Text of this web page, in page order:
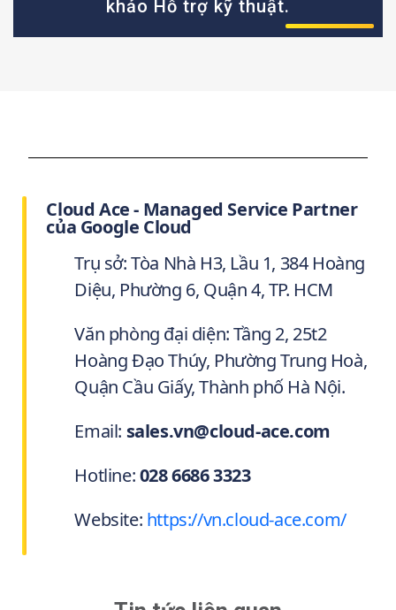
khảo Hỗ trợ kỹ thuật.
Cloud Ace - Managed Service Partner
của Google Cloud
Trụ sở: Tòa Nhà H3, Lầu 1, 384 Hoàng
Diệu, Phường 6, Quận 4, TP. HCM
Văn phòng đại diện: Tầng 2, 25t2
Hoàng Đạo Thúy, Phường Trung Hoà,
Quận Cầu Giấy, Thành phố Hà Nội.
Email: sales.vn@cloud-ace.com
Hotline:028 6686 3323
Website: https://vn.cloud-ace.com/